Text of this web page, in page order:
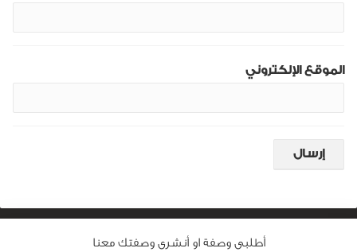
أطلبى وصفة او أنشرى وصفتك معنا
الموقع الإلكتروني